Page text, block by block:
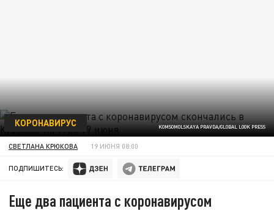
KOMSOMOLSKAYA PRAVDA/GLOBAL LOOK PRESS
КОРОНАВИРУС
СВЕТЛАНА КРЮКОВА 19 ИЮНЯ 08:00
ПОДПИШИТЕСЬ:
Еще два пациента с коронавирусом